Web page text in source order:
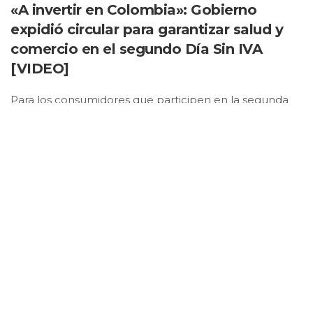
«A invertir en Colombia»: Gobierno
expidió circular para garantizar salud y
comercio en el segundo Día Sin IVA
[VIDEO]
Para los consumidores que participen en la segunda